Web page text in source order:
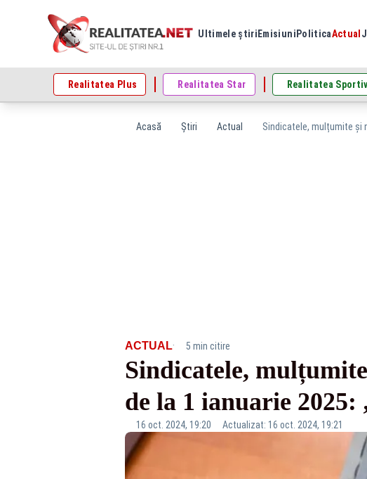
Ultimele știri Emisiuni PoliticaActual
Realitatea Plus Realitatea Star Realitatea
Acasă Știri Actual Sindicatele, mulțumite și
ACTUAL· 5 min citire
Sindicatele,
de la 1 ianuarie
16 oct. 2024, 19:20 Actualizat: 16 oct. 2024, 19:21